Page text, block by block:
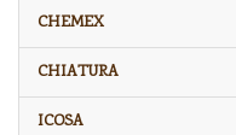
CHEMEX
CHIATURA
ICOSA